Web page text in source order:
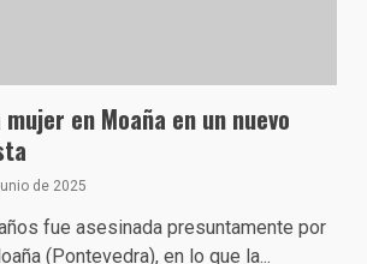
en Moaña en un nuevo
de 2025
fue asesinada presuntamente por
(Pontevedra), en lo que la...